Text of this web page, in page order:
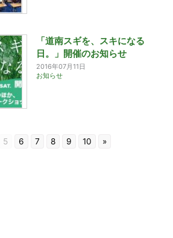
「道南スギを、スキになる
日。」開催のお知らせ
2016年07月11日
お知らせ
5 6 7 8 9 10 »